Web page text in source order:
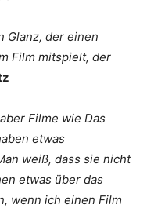
Glanz, der einen
Film mitspielt, der
Filme wie Das
etwas
weiß, dass sie nicht
etwas über das
wenn ich einen Film